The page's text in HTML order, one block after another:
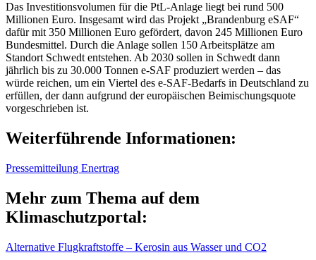
Das Investitionsvolumen für die PtL-Anlage liegt bei rund 500
Millionen Euro. Insgesamt wird das Projekt „Brandenburg eSAF“
dafür mit 350 Millionen Euro gefördert, davon 245 Millionen Euro
Bundesmittel. Durch die Anlage sollen 150 Arbeitsplätze am
Standort Schwedt entstehen. Ab 2030 sollen in Schwedt dann
jährlich bis zu 30.000 Tonnen e-SAF produziert werden – das
würde reichen, um ein Viertel des e-SAF-Bedarfs in Deutschland zu
erfüllen, der dann aufgrund der europäischen Beimischungsquote
vorgeschrieben ist.
Weiterführende Informationen:
Pressemitteilung Enertrag
Mehr zum Thema auf dem
Klimaschutzportal:
Alternative Flugkraftstoffe – Kerosin aus Wasser und CO2